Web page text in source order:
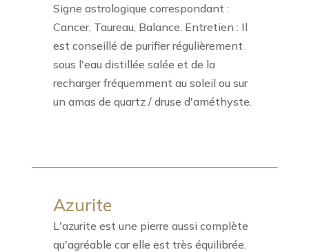
Signe astrologique correspondant :
Cancer, Taureau, Balance. Entretien : Il
est conseillé de purifier régulièrement
sous l'eau distillée salée et de la
recharger fréquemment au soleil ou sur
un amas de quartz / druse d'améthyste.
Azurite
L'azurite est une pierre aussi complète
qu'agréable car elle est très équilibrée.